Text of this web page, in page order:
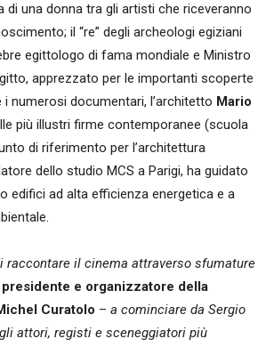
una donna tra gli artisti che riceveranno
il “re” degli archeologi egiziani
egittologo di fama mondiale e Ministro
apprezzato per le importanti scoperte
numerosi documentari, l’architetto Mario
più illustri firme contemporanee (scuola
di riferimento per l’architettura
dello studio MCS a Parigi, ha guidato
edifici ad alta efficienza energetica e a
raccontare il cinema attraverso sfumature
presidente e organizzatore della
Curatolo – a cominciare da Sergio
attori, registi e sceneggiatori più